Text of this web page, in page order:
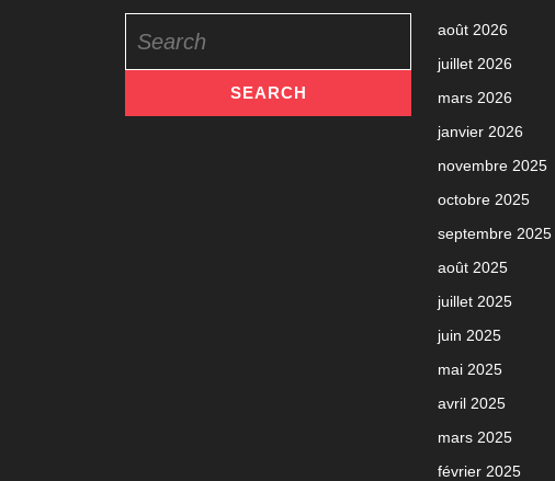
for:
août 2026
juillet 2026
mars 2026
janvier 2026
novembre 2025
octobre 2025
septembre 2025
août 2025
juillet 2025
juin 2025
mai 2025
avril 2025
mars 2025
février 2025